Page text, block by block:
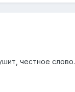
честное слово.